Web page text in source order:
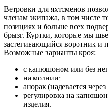
Ветровки для яхтсменов
членам экипажа, в том числе
позициях и больше всех
брызг. Куртки, которые мы
застегивающийся воротник
Возможные варианты кроя:
с капюшоном или без
на молнии;
анорак (надевается через
регулировка на
изделия.